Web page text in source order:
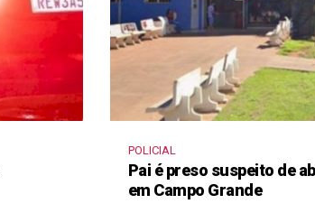
POLICIAL
Pai é preso suspeito de
em Campo Grande